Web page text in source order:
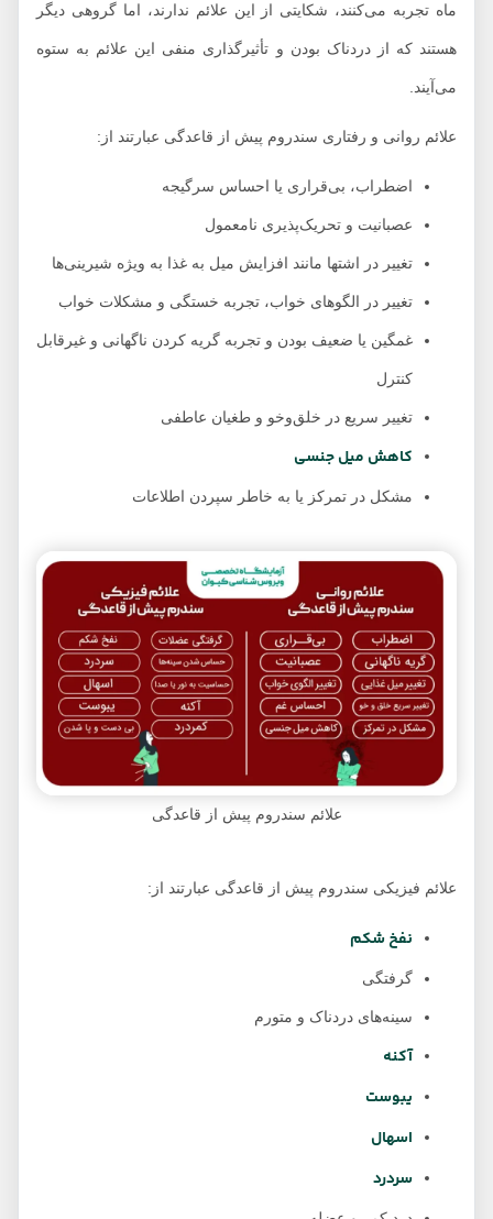
ماه تجربه می‌کنند، شکایتی از این علائم ندارند، اما گروهی دیگر
هستند که از دردناک بودن و تأثیرگذاری منفی این علائم به ستوه
می‌آیند.
علائم روانی و رفتاری سندروم پیش از قاعدگی عبارتند از:
اضطراب، بی‌قراری یا احساس سرگیجه
عصبانیت و تحریک‌پذیری نامعمول
تغییر در اشتها مانند افزایش میل به غذا به ویژه شیرینی‌ها
تغییر در الگوهای خواب، تجربه خستگی و مشکلات خواب
غمگین یا ضعیف بودن و تجربه گریه کردن ناگهانی و غیرقابل
کنترل
تغییر سریع در خلق‌وخو و طغیان عاطفی
کاهش میل جنسی
مشکل در تمرکز یا به خاطر سپردن اطلاعات
علائم سندروم پیش از قاعدگی
علائم فیزیکی سندروم پیش از قاعدگی عبارتند از:
نفخ شکم
گرفتگی
سینه‌های دردناک و متورم
آکنه
یبوست
اسهال
سردرد